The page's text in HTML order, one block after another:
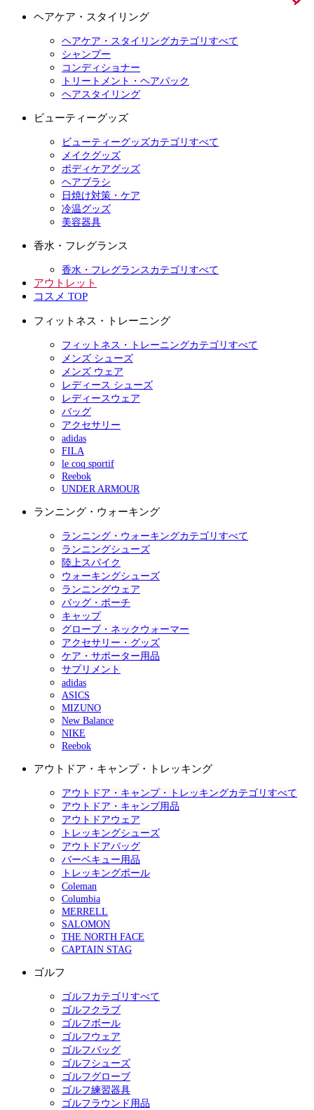
ヘアケア・スタイリング
ヘアケア・スタイリングカテゴリすべて
シャンプー
コンディショナー
トリートメント・ヘアパック
ヘアスタイリング
ビューティーグッズ
ビューティーグッズカテゴリすべて
メイクグッズ
ボディケアグッズ
ヘアブラシ
日焼け対策・ケア
冷温グッズ
美容器具
香水・フレグランス
香水・フレグランスカテゴリすべて
アウトレット
コスメ TOP
フィットネス・トレーニング
フィットネス・トレーニングカテゴリすべて
メンズ シューズ
メンズ ウェア
レディース シューズ
レディースウェア
バッグ
アクセサリー
adidas
FILA
le coq sportif
Reebok
UNDER ARMOUR
ランニング・ウォーキング
ランニング・ウォーキングカテゴリすべて
ランニングシューズ
陸上スパイク
ウォーキングシューズ
ランニングウェア
バッグ・ポーチ
キャップ
グローブ・ネックウォーマー
アクセサリー・グッズ
ケア・サポーター用品
サプリメント
adidas
ASICS
MIZUNO
New Balance
NIKE
Reebok
アウトドア・キャンプ・トレッキング
アウトドア・キャンプ・トレッキングカテゴリすべて
アウトドア・キャンプ用品
アウトドアウェア
トレッキングシューズ
アウトドアバッグ
バーベキュー用品
トレッキングポール
Coleman
Columbia
MERRELL
SALOMON
THE NORTH FACE
CAPTAIN STAG
ゴルフ
ゴルフカテゴリすべて
ゴルフクラブ
ゴルフボール
ゴルフウェア
ゴルフバッグ
ゴルフシューズ
ゴルフグローブ
ゴルフ練習器具
ゴルフラウンド用品